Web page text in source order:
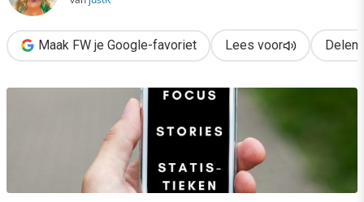
Maak FW je Google-favoriet Lees voor Delen